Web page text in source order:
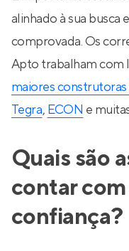
alinhado à sua busca
comprovada. Os
Apto trabalham com
maiores construtoras
Tegra, ECON e
Quais são
contar
confiança?